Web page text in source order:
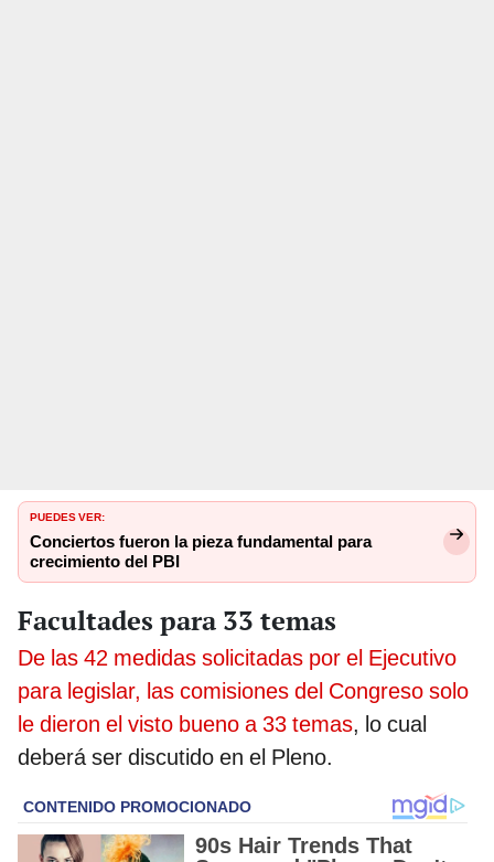
PUEDES VER:
Conciertos fueron la pieza fundamental para
crecimiento del PBI
Facultades para 33 temas
De las 42 medidas solicitadas por el Ejecutivo
para legislar, las comisiones del Congreso solo
le dieron el visto bueno a 33 temas, lo cual
deberá ser discutido en el Pleno.